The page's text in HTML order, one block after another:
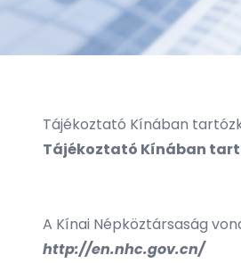
Tájékoztató Kínában
Tájékoztató Kínában
A Kínai Népköztársaság
http://en.nhc.gov.cn/